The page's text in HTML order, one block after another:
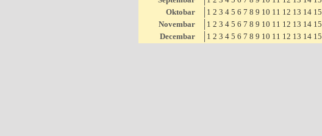
Oktobar
1 2 3 4 5 6 7 8 9 10 11 12 13 14 15
Novembar
1 2 3 4 5 6 7 8 9 10 11 12 13 14 15
Decembar
1 2 3 4 5 6 7 8 9 10 11 12 13 14 15